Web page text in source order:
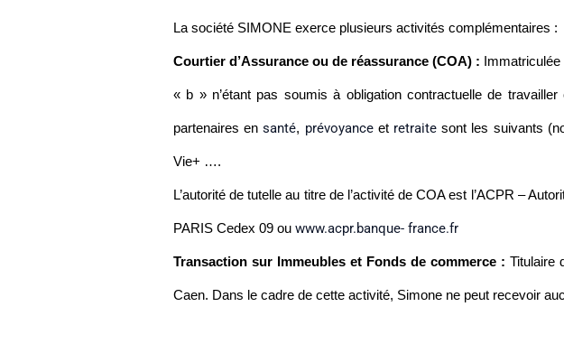
La société SIMONE exerce plusieurs activités complémentaires :
Courtier d’Assurance ou de réassurance (COA) : Immatriculée
« b » n’étant pas soumis à obligation contractuelle de
partenaires ensanté, prévoyanceet retraite sont les suivants
Vie+ ….
L’autorité de tutelle au titre de l’activité de COA est l’ACPR –
PARIS Cedex 09 ou www.acpr.banque- france.fr
Transaction sur Immeubles et Fonds de commerce : Titulaire
Caen. Dans le cadre de cette activité, Simone ne peut recevoir